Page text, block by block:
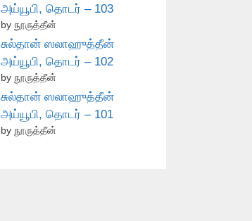
அய்யூபி, தொடர் – 103
by நூருத்தீன்
சுல்தான் ஸலாஹுத்தீன்
அய்யூபி, தொடர் – 102
by நூருத்தீன்
சுல்தான் ஸலாஹுத்தீன்
அய்யூபி, தொடர் – 101
by நூருத்தீன்